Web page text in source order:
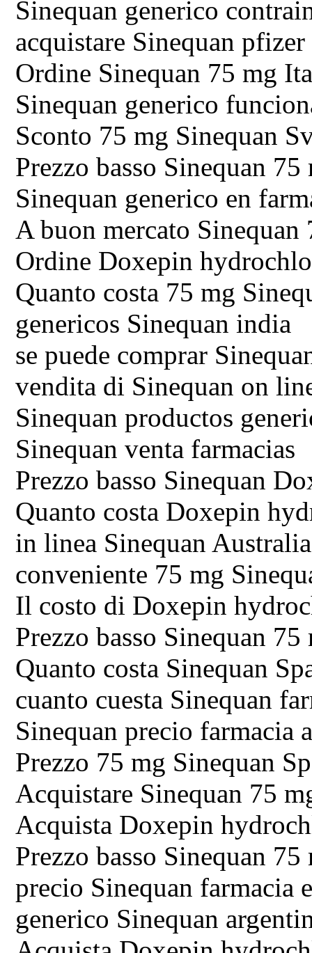
Sinequan generico
acquistare Sinequan pfizer
Ordine Sinequan 75 mg
Sinequan generico
Sconto 75 mg Sinequan
Prezzo basso Sinequan
Sinequan generico en
A buon mercato Sinequan
Ordine Doxepin
Quanto costa 75 mg
genericos Sinequan india
se puede comprar
vendita di Sinequan on
Sinequan productos
Sinequan venta farmacias
Prezzo basso Sinequan
Quanto costa Doxepin
in linea Sinequan Australia
conveniente 75 mg
Il costo di Doxepin
Prezzo basso Sinequan 75
Quanto costa Sinequan
cuanto cuesta Sinequan
Sinequan precio farmacia
Prezzo 75 mg Sinequan
Acquistare Sinequan 75
Acquista Doxepin
Prezzo basso Sinequan
precio Sinequan farmacia
generico Sinequan